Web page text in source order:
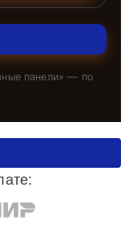
панели» — по